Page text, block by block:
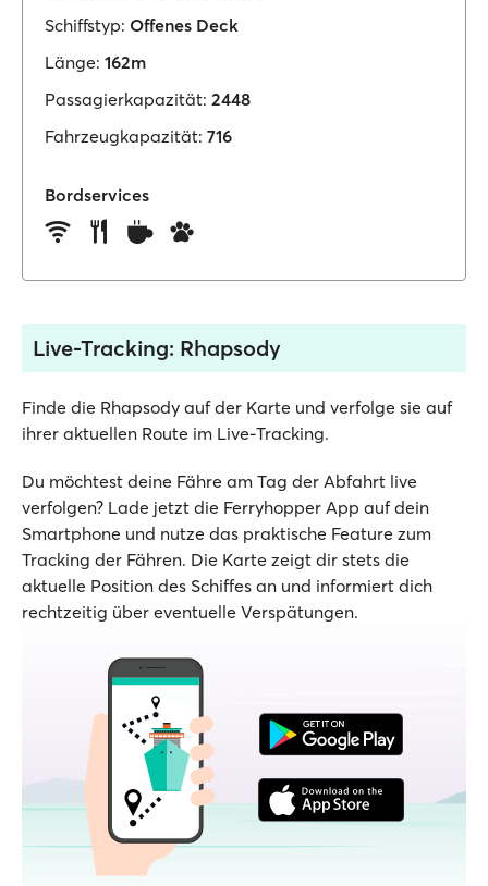
Schiffstyp: Offenes Deck
Länge: 162m
Passagierkapazität: 2448
Fahrzeugkapazität: 716
Bordservices
Live-Tracking: Rhapsody
Finde die Rhapsody auf der Karte und verfolge sie auf
ihrer aktuellen Route im Live-Tracking.
Du möchtest deine Fähre am Tag der Abfahrt live
verfolgen? Lade jetzt die Ferryhopper App auf dein
Smartphone und nutze das praktische Feature zum
Tracking der Fähren. Die Karte zeigt dir stets die
aktuelle Position des Schiffes an und informiert dich
rechtzeitig über eventuelle Verspätungen.